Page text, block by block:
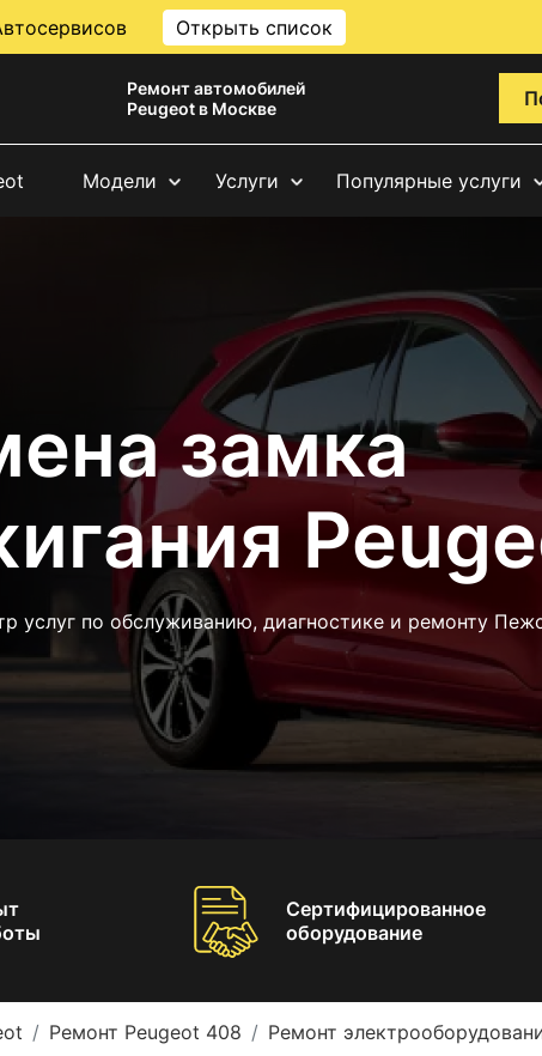
Открыть список
Ремонт автомобилей
Peugeot в Москве
Модели Услуги Популярные услуги
замка
услуг по обслуживанию, диагностике и ремонту
Сертифицированное
оборудование
Ремонт Peugeot 408 Ремонт